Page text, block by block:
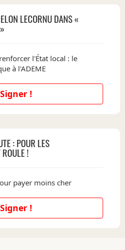
LECORNU DANS «
l'État local : le
à l'ADEME
Signer !
: POUR LES
!
payer moins cher
Signer !